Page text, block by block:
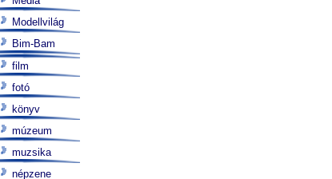
Modellvilág
Bim-Bam
film
fotó
könyv
múzeum
muzsika
népzene